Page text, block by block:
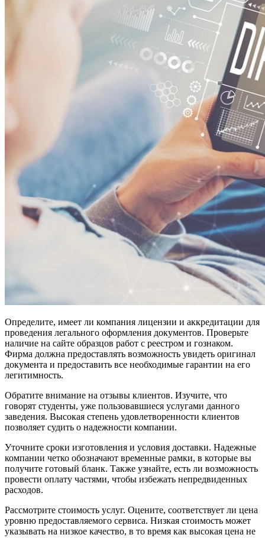
Определите, имеет ли компания лицензии и аккредитации для
проведения легального оформления документов. Проверьте
наличие на сайте образцов работ с реестром и гознаком.
Фирма должна предоставлять возможность увидеть оригинал
документа и предоставить все необходимые гарантии на его
легитимность.
Обратите внимание на отзывы клиентов. Изучите, что
говорят студенты, уже пользовавшиеся услугами данного
заведения. Высокая степень удовлетворенности клиентов
позволяет судить о надежности компании.
Уточните сроки изготовления и условия доставки. Надежные
компании четко обозначают временные рамки, в которые вы
получите готовый бланк. Также узнайте, есть ли возможность
провести оплату частями, чтобы избежать непредвиденных
расходов.
Рассмотрите стоимость услуг. Оцените, соответствует ли цена
уровню предоставляемого сервиса. Низкая стоимость может
указывать на низкое качество, в то время как высокая цена не